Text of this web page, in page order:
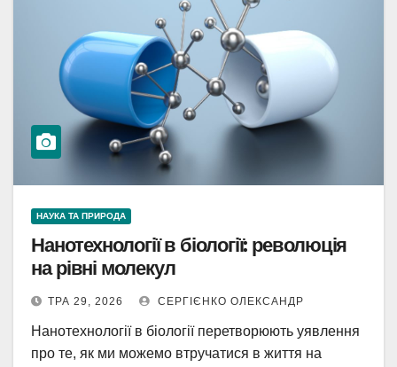
НАУКА ТА ПРИРОДА
Нанотехнології в біології: революція
на рівні молекул
ТРА 29, 2026 СЕРГІЄНКО ОЛЕКСАНДР
Нанотехнології в біології перетворюють уявлення
про те, як ми можемо втручатися в життя на